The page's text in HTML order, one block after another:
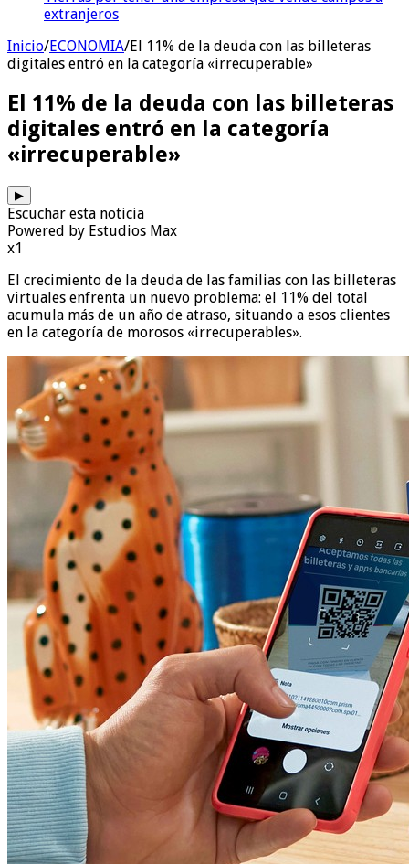
extranjeros
Inicio/ECONOMIA/El 11% de la deuda con las billeteras
digitales entró en la categoría «irrecuperable»
El 11% de la deuda con las billeteras
digitales entró en la categoría
«irrecuperable»
▶
Escuchar esta noticia
Powered by Estudios Max
x1
El crecimiento de la deuda de las familias con las billeteras
virtuales enfrenta un nuevo problema: el 11% del total
acumula más de un año de atraso, situando a esos clientes
en la categoría de morosos «irrecuperables».